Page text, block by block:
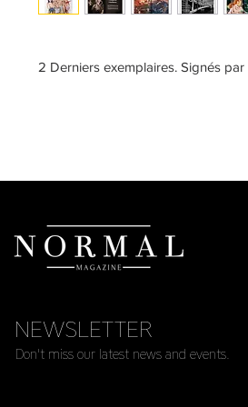
2 Derniers exemplaires. Signés par
Don't miss our latest news and events.
NEWSLETTER